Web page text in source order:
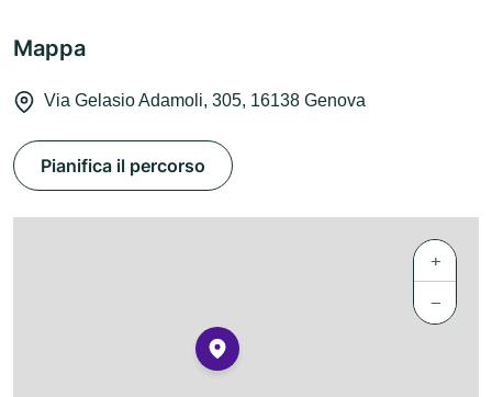
Mappa
Via Gelasio Adamoli, 305, 16138 Genova
Pianifica il percorso
+
−